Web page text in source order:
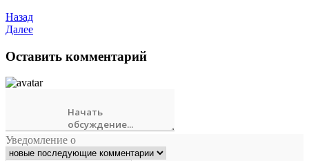
Назад
Далее
Оставить комментарий
Уведомление о